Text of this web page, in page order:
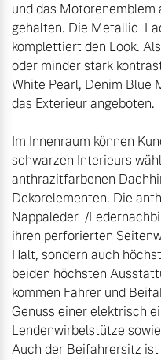
und das Motorenemblem
gehalten. Die Metallic-
komplettiert den Look.
oder minder stark
White Pearl, Denim Blue
Im Innenraum können
schwarzen Interieurs
anthrazitfarbenen
Dekorelementen. Die
Nappaleder-/
ihren perforierten
Halt, sondern auch
beiden höchsten
kommen Fahrer und
Genuss einer elektrisch
Lendenwirbelstütze
Auch der Beifahrersitz